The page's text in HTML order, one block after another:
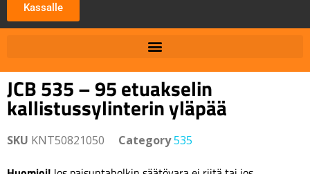
Kassalle
JCB 535 – 95 etuakselin
kallistussylinterin yläpää
SKU KNT50821050 Category535